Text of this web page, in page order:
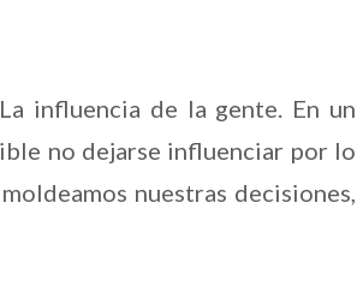
influencia de la gente. En un
no dejarse influenciar por lo
nuestras decisiones,